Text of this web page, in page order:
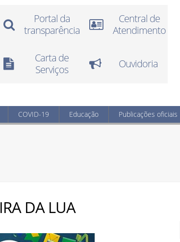
Portal da
transparência
Central de
Atendimento
Carta de
Serviços
Ouvidoria
COVID-19 Educação Publicações oficiais
DA LUA